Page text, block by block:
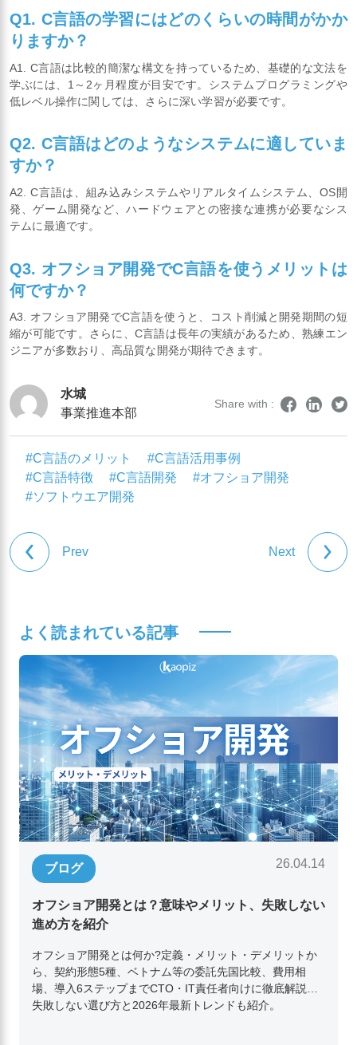
Q1. C言語の学習にはどのくらいの時間がかか
りますか？
A1. C言語は比較的簡潔な構文を持っているため、基礎的な文法を
学ぶには、1～2ヶ月程度が目安です。システムプログラミングや
低レベル操作に関しては、さらに深い学習が必要です。
Q2. C言語はどのようなシステムに適していま
すか？
A2. C言語は、組み込みシステムやリアルタイムシステム、OS開
発、ゲーム開発など、ハードウェアとの密接な連携が必要なシス
テムに最適です。
Q3. オフショア開発でC言語を使うメリットは
何ですか？
A3. オフショア開発でC言語を使うと、コスト削減と開発期間の短
縮が可能です。さらに、C言語は長年の実績があるため、熟練エン
ジニアが多数おり、高品質な開発が期待できます。
水城
事業推進本部
Share with :
#C言語のメリット
#C言語活用事例
#C言語特徴
#C言語開発
#オフショア開発
#ソフトウエア開発
Prev Next
よく読まれている記事
ブログ 26.04.14
オフショア開発とは？意味やメリット、失敗しない
進め方を紹介
オフショア開発とは何か?定義・メリット・デメリットか
ら、契約形態5種、ベトナム等の委託先国比較、費用相
場、導入6ステップまでCTO・IT責任者向けに徹底解説。
失敗しない選び方と2026年最新トレンドも紹介。